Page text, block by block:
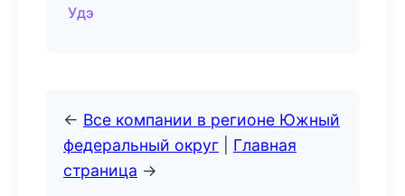
Удэ
← Все компании в регионе Южный
федеральный округ
Главная
страница →